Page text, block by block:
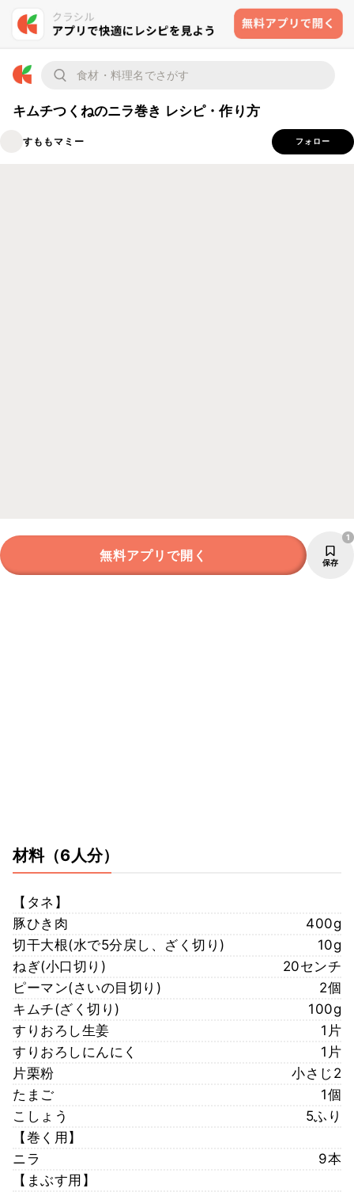
キムチつくねのニラ巻き レシピ・作り方
すももマミー フォロー
無料アプリで開く 保存
1
材料（6人分）
【タネ】
豚ひき肉
400g
切干大根(水で5分戻し、ざく切り)
10g
ねぎ(小口切り)
20センチ
ピーマン(さいの目切り)
2個
キムチ(ざく切り)
100g
すりおろし生姜
1片
すりおろしにんにく
1片
片栗粉
小さじ2
たまご
1個
こしょう
5ふり
【巻く用】
ニラ
9本
【まぶす用】